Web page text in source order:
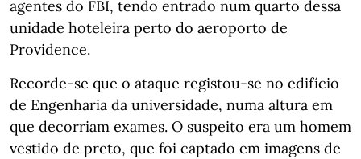
agentes do FBI, tendo entrado num quarto dessa
unidade hoteleira perto do aeroporto de
Providence.
Recorde-se que o ataque registou-se no edifício
de Engenharia da universidade, numa altura em
que decorriam exames. O suspeito era um homem
vestido de preto, que foi captado em imagens de